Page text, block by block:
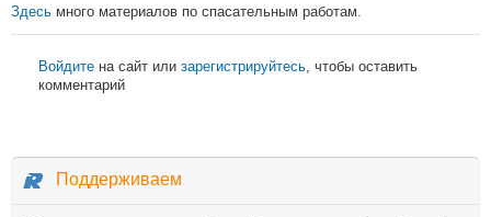
Здесь много материалов по спасательным работам.
Войдите на сайт или зарегистрируйтесь , чтобы оставить
комментарий
Поддерживаем